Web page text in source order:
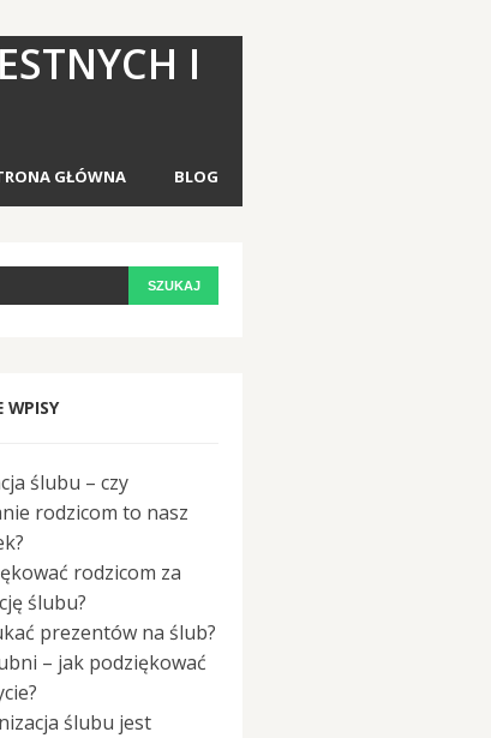
I
GŁÓWNA BLOG
WPISY
ślubu – czy
rodzicom to nasz
rodzicom za
ślubu?
prezentów na ślub?
– jak podziękować
ślubu jest